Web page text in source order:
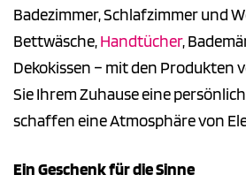
Badezimmer, Schlafzimmer und
Bettwäsche,Handtücher,
Dekokissen – mit den Produkten
Sie Ihrem Zuhause eine
schaffen eine Atmosphäre von
Ein Geschenk für die Sinne